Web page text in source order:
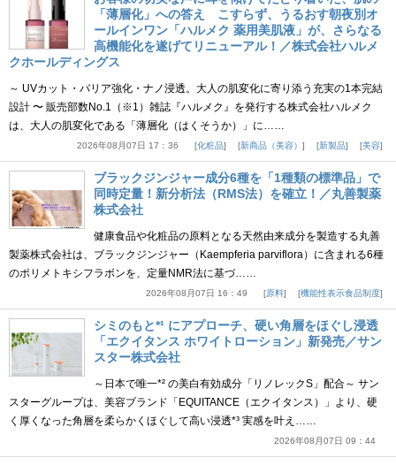
「薄層化」への答え こすらず、うるおす朝夜別オ
ールインワン「ハルメク 薬用美肌液」が、さらなる
高機能化を遂げてリニューアル！／株式会社ハルメ
クホールディングス
～ UVカット・バリア強化・ナノ浸透。大人の肌変化に寄り添う充実の1本完結
設計 〜 販売部数No.1（※1）雑誌『ハルメク』を発行する株式会社ハルメク
は、大人の肌変化である「薄層化（はくそうか）」に……
2026年08月07日 17：36 化粧品 新商品（美容） 新製品 美容
ブラックジンジャー成分6種を「1種類の標準品」で
同時定量！新分析法（RMS法）を確立！／丸善製薬
株式会社
健康食品や化粧品の原料となる天然由来成分を製造する丸善
製薬株式会社は、ブラックジンジャー（Kaempferia parviflora）に含まれる6種
のポリメトキシフラボンを、定量NMR法に基づ……
2026年08月07日 16：49 原料 機能性表示食品制度
シミのもと*¹ にアプローチ、硬い角層をほぐし浸透
「エクイタンス ホワイトローション」新発売／サン
スター株式会社
～日本で唯一*² の美白有効成分「リノレックS」配合～ サン
スターグループは、美容ブランド「EQUITANCE（エクイタンス）」より、硬
く厚くなった角層を柔らかくほぐして高い浸透*³ 実感を叶え……
2026年08月07日 09：44